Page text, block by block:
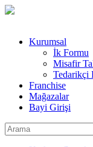
Kurumsal
İk Formu
Misafir
Tedarikçi
Franchise
Mağazalar
Bayi Girişi